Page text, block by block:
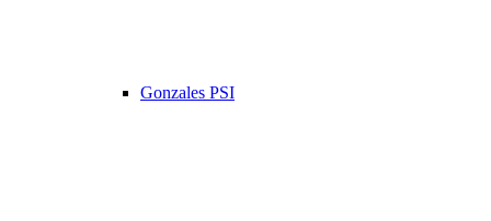
Gonzales PSI